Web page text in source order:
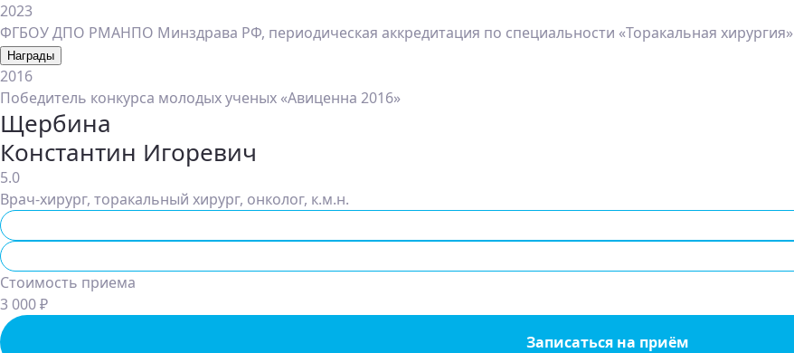
2023
ФГБОУ ДПО РМАНПО Минздрава РФ, периодическая аккредитация по специальности «Торакальная хирургия»
Награды
2016
Победитель конкурса молодых ученых «Авиценна 2016»
Щербина
Константин Игоревич
5.0
Врач-хирург, торакальный хирург, онколог, к.м.н.
Стоимость приема
3 000 ₽
Записаться на приём